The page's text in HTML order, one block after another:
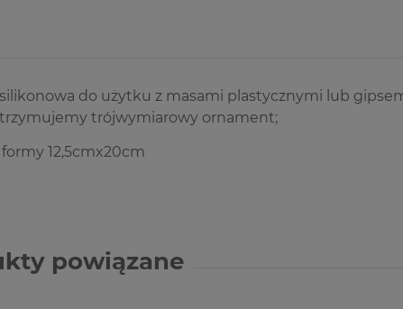
do użytku z masami plastycznymi lub
trójwymiarowy ornament;
12,5cmx20cm
powiązane